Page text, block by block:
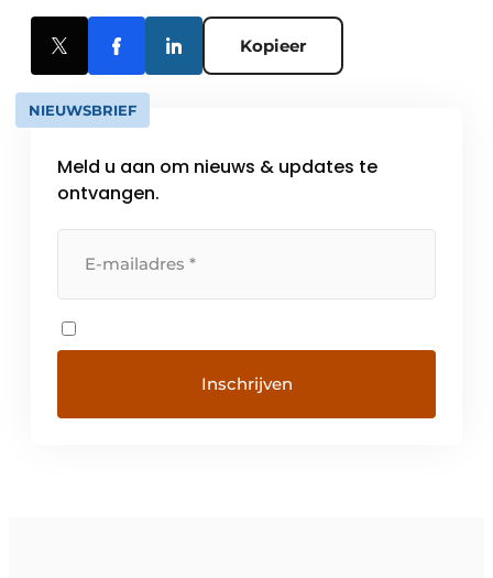
Kopieer
NIEUWSBRIEF
Meld u aan om nieuws & updates te
ontvangen.